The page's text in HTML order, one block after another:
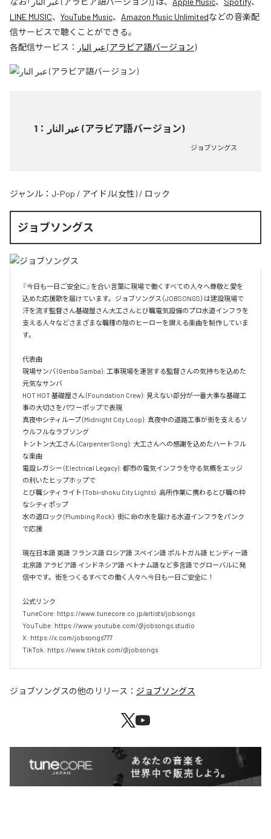
LINE MUSIC、 YouTube Music、 Amazon Music Unlimitedなどの音楽配
信サービスで聴くことができる。
各配信サービス：
عبر النار (アラビア語バージョン)
1 ： عبر النار (アラビア語バージョン)
ジョブソングス
ジャンル： J-Pop / アイドル(女性) / ロック
ジョブソングス
『今日も一日ご安全に』を合い言葉に現場で働くすべての人々へ尊敬と愛を
込めた応援歌を届けています。ジョブソングス（JOBSONGS）は建設現場で
汗を流す監督さん基礎屋さん大工さんとび職電気設備のプロ水道インフラを
支える人々などさまざまな職種の陰のヒーローを讃える楽曲を制作していま
す。
代表曲
現場サンバ (Genba Samba): 工事現場を運営する監督さんの気持ちを込めた
元気なサンバ
HOT HOT 基礎屋さん (Foundation Crew): 見えない部分が一番大事な基礎工
事の大切さをパワーポップで表現
真夜中シティループ (Midnight City Loop): 真夜中の道路工事が街を支えるソ
ウルフルなラブソング
トントン大工さん (Carpenter Song): 大工さんへの感謝を込めたハートフル
な楽曲
電設レガシー (Electrical Legacy): 都市の電気インフラを守る気概をエッジ
の利いたヒップホップで
とび職シティライト (Tobi-shoku City Lights): 高所作業に携わるとび職の粋
なシティポップ
水の道ロック (Plumbing Rock): 街に命の水を届ける水道インフラをパンク
で応援
現在日本語 英語 フランス語 ロシア語 スペイン語 ポルトガル語 ヒンディー語
北京語 アラビア語 インドネシア語 ベトナム語など多言語でグローバルに発
信中です。街をつくるすべての働く人々へ今日も一日ご安全に！
公式リンク
TuneCore: https://www.tunecore.co.jp/artists/jobsongs
YouTube: https://www.youtube.com/@jobsongs.studio
X: https://x.com/jobsongs777
TikTok: https://www.tiktok.com/@jobsongs
ジョブソングスの他のリリース： ジョブソングス